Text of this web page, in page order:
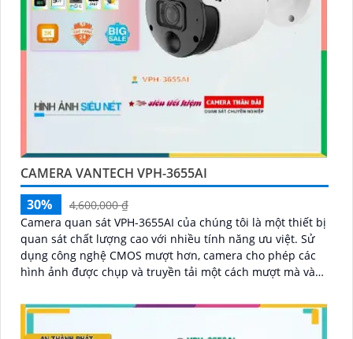
CAMERA VANTECH VPH-3655AI
30%
4,600,000 ₫
Camera quan sát VPH-3655AI của chúng tôi là một thiết bị
quan sát chất lượng cao với nhiều tính năng ưu việt. Sử
dụng công nghệ CMOS mượt hơn, camera cho phép các
hình ảnh được chụp và truyền tải một cách mượt mà và